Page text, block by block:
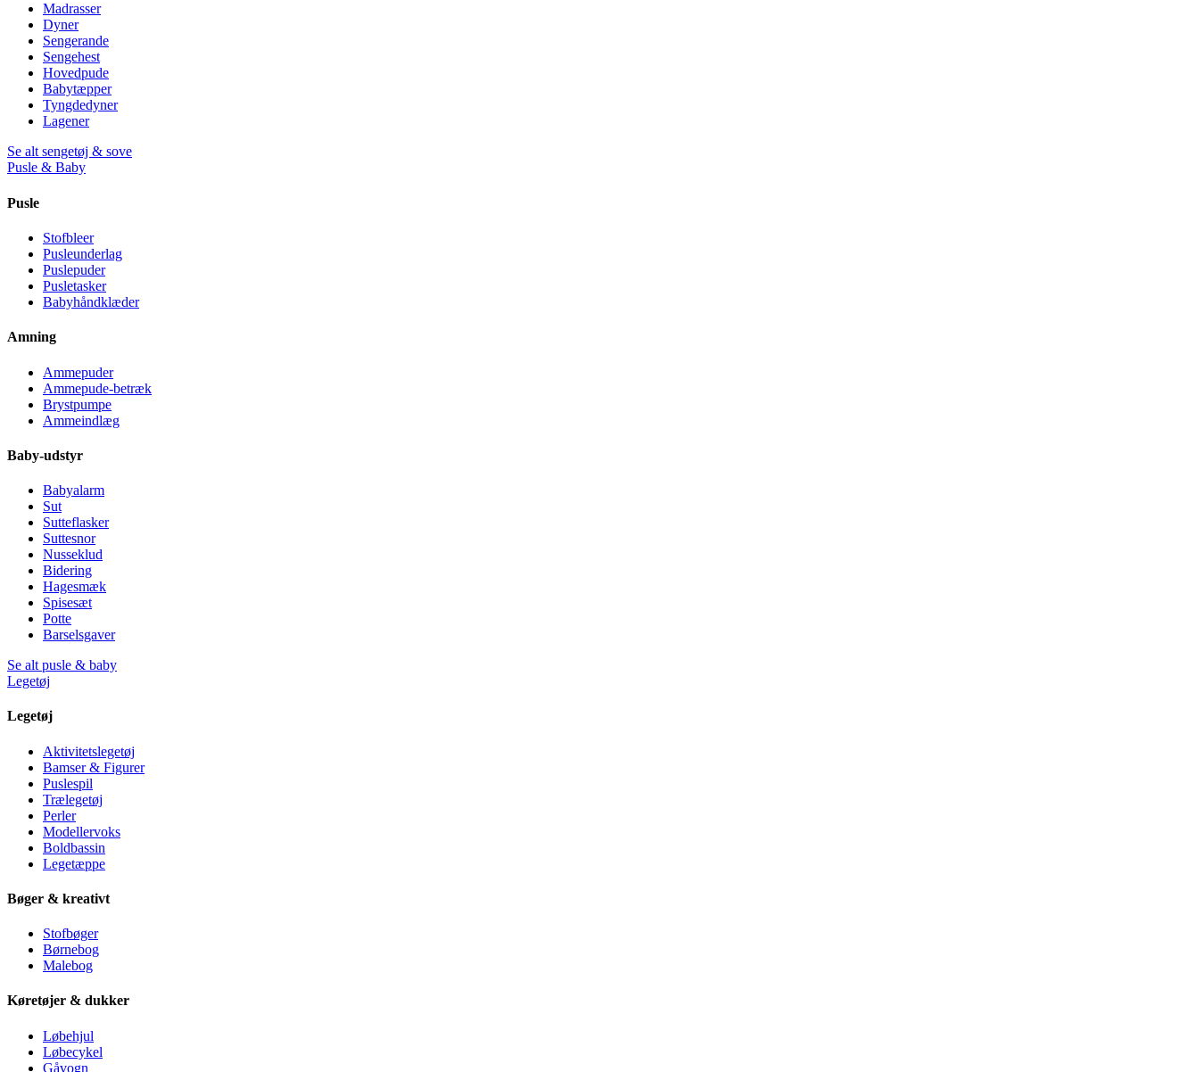
Madrasser
Dyner
Sengerande
Sengehest
Hovedpude
Babytæpper
Tyngdedyner
Lagener
Se alt sengetøj & sove
Pusle & Baby
Pusle
Stofbleer
Pusleunderlag
Puslepuder
Pusletasker
Babyhåndklæder
Amning
Ammepuder
Ammepude-betræk
Brystpumpe
Ammeindlæg
Baby-udstyr
Babyalarm
Sut
Sutteflasker
Suttesnor
Nusseklud
Bidering
Hagesmæk
Spisesæt
Potte
Barselsgaver
Se alt pusle & baby
Legetøj
Legetøj
Aktivitetslegetøj
Bamser & Figurer
Puslespil
Trælegetøj
Perler
Modellervoks
Boldbassin
Legetæppe
Bøger & kreativt
Stofbøger
Børnebog
Malebog
Køretøjer & dukker
Løbehjul
Løbecykel
Gåvogn